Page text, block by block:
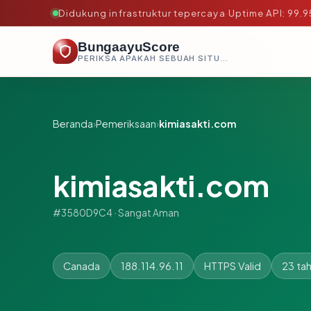
Didukung infrastruktur tepercaya·Uptime API:
BungaayuScore
PERIKSA APAKAH SEBUAH SITUS AMAN, TEPERCAYA, DAN TERVERIFIKASI DALAM HITUNGAN DETIK.
Beranda›Pemeriksaan›kimiasakti.com
kimiasakti.com
#3580D9C4 · Sangat Aman
Canada 188.114.96.11 HTTPS Valid 23